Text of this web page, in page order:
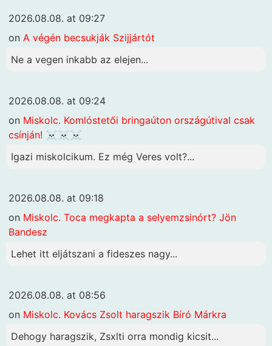
2026.08.08. at 09:27
on A végén becsukják Szijjártót
Ne a vegen inkabb az elejen...
2026.08.08. at 09:24
on Miskolc. Komlóstetői bringaúton országútival csak
csínján! ☠️☠️☠️
Igazi miskolcikum. Ez még Veres volt?...
2026.08.08. at 09:18
on Miskolc. Toca megkapta a selyemzsinórt? Jön
Bandesz
Lehet itt eljátszani a fideszes nagy...
2026.08.08. at 08:56
on Miskolc. Kovács Zsolt haragszik Bíró Márkra
Dehogy haragszik, Zsxlti orra mondig kicsit...